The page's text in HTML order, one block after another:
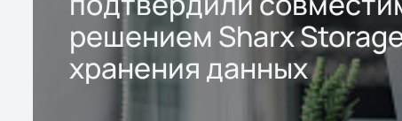
решением Sharx
хранения данных